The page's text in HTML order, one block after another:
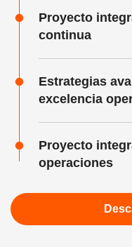
Proyecto
continua
Estrategias
excelencia
Proyecto
operaciones